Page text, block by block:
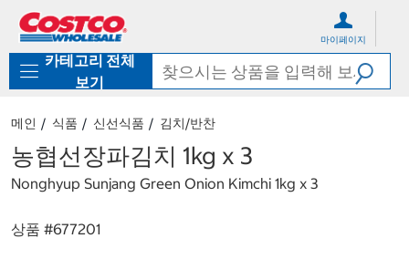
로
기
가
마이페이지
카테고리 전체
보기
메인 식품 신선식품 김치/반찬
농협선장파김치 1kg x 3
Nonghyup Sunjang Green Onion Kimchi 1kg x 3
상품 #677201